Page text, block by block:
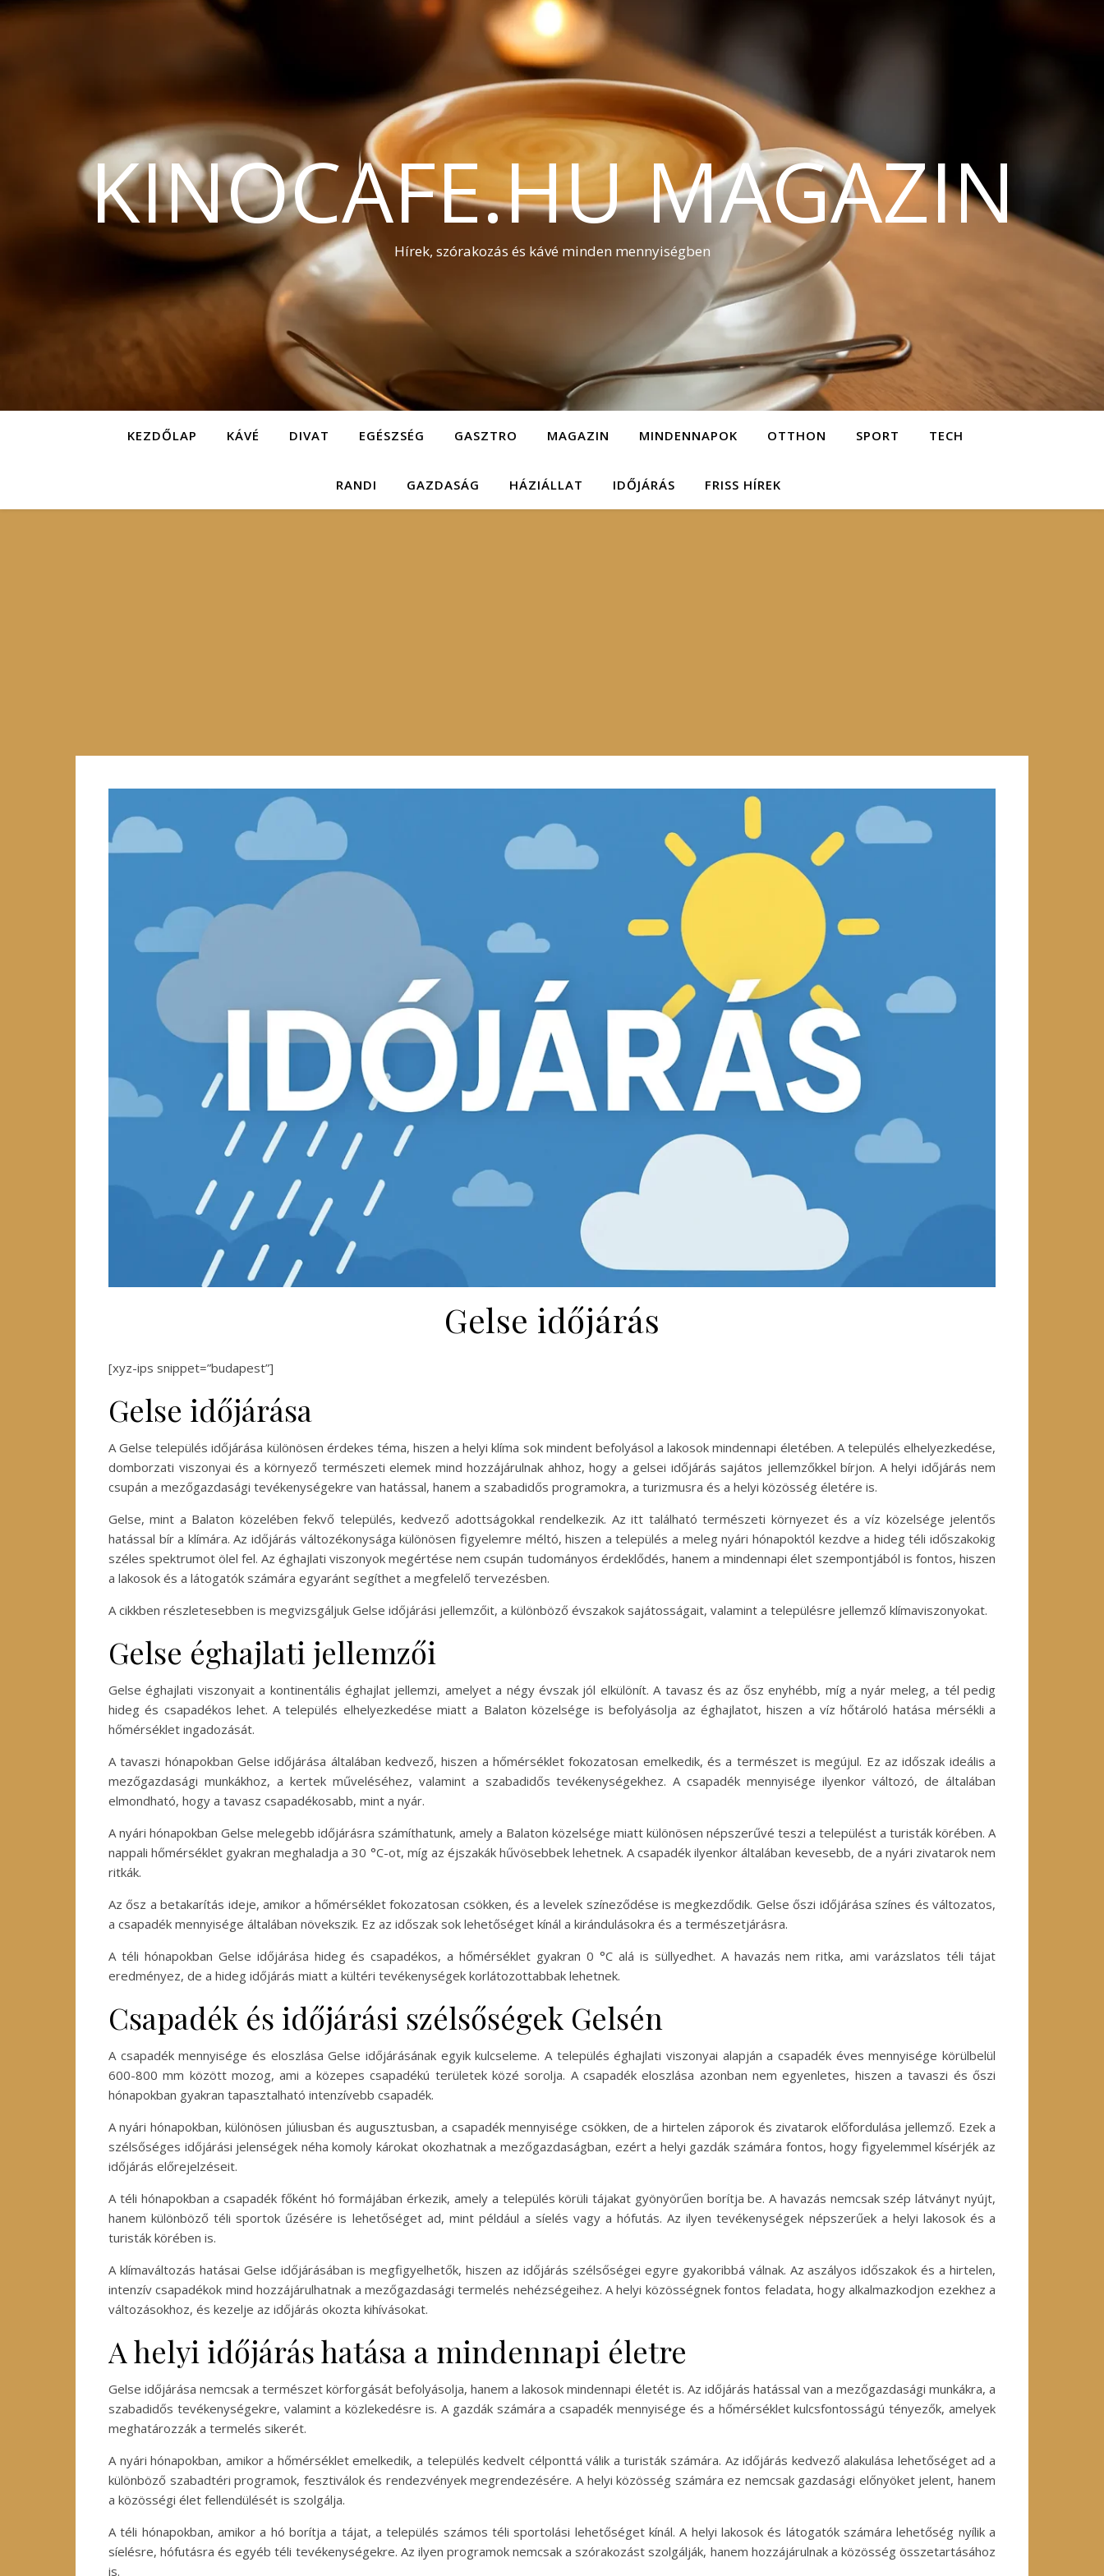
KINOCAFE.HU MAGAZIN
Hírek, szórakozás és kávé minden mennyiségben
KEZDŐLAP KÁVÉ DIVAT EGÉSZSÉG GASZTRO MAGAZIN MINDENNAPOK OTTHON SPORT TECH
RANDI GAZDASÁG HÁZIÁLLAT IDŐJÁRÁS FRISS HÍREK
Gelse időjárás
[xyz-ips snippet=”budapest”]
Gelse időjárása
A Gelse település időjárása különösen érdekes téma, hiszen a helyi klíma sok mindent befolyásol a lakosok mindennapi életében. A település elhelyezkedése,
domborzati viszonyai és a környező természeti elemek mind hozzájárulnak ahhoz, hogy a gelsei időjárás sajátos jellemzőkkel bírjon. A helyi időjárás nem
csupán a mezőgazdasági tevékenységekre van hatással, hanem a szabadidős programokra, a turizmusra és a helyi közösség életére is.
Gelse, mint a Balaton közelében fekvő település, kedvező adottságokkal rendelkezik. Az itt található természeti környezet és a víz közelsége jelentős
hatással bír a klímára. Az időjárás változékonysága különösen figyelemre méltó, hiszen a település a meleg nyári hónapoktól kezdve a hideg téli időszakokig
széles spektrumot ölel fel. Az éghajlati viszonyok megértése nem csupán tudományos érdeklődés, hanem a mindennapi élet szempontjából is fontos, hiszen
a lakosok és a látogatók számára egyaránt segíthet a megfelelő tervezésben.
A cikkben részletesebben is megvizsgáljuk Gelse időjárási jellemzőit, a különböző évszakok sajátosságait, valamint a településre jellemző klímaviszonyokat.
Gelse éghajlati jellemzői
Gelse éghajlati viszonyait a kontinentális éghajlat jellemzi, amelyet a négy évszak jól elkülönít. A tavasz és az ősz enyhébb, míg a nyár meleg, a tél pedig
hideg és csapadékos lehet. A település elhelyezkedése miatt a Balaton közelsége is befolyásolja az éghajlatot, hiszen a víz hőtároló hatása mérsékli a
hőmérséklet ingadozását.
A tavaszi hónapokban Gelse időjárása általában kedvező, hiszen a hőmérséklet fokozatosan emelkedik, és a természet is megújul. Ez az időszak ideális a
mezőgazdasági munkákhoz, a kertek műveléséhez, valamint a szabadidős tevékenységekhez. A csapadék mennyisége ilyenkor változó, de általában
elmondható, hogy a tavasz csapadékosabb, mint a nyár.
A nyári hónapokban Gelse melegebb időjárásra számíthatunk, amely a Balaton közelsége miatt különösen népszerűvé teszi a települést a turisták körében. A
nappali hőmérséklet gyakran meghaladja a 30 °C-ot, míg az éjszakák hűvösebbek lehetnek. A csapadék ilyenkor általában kevesebb, de a nyári zivatarok nem
ritkák.
Az ősz a betakarítás ideje, amikor a hőmérséklet fokozatosan csökken, és a levelek színeződése is megkezdődik. Gelse őszi időjárása színes és változatos,
a csapadék mennyisége általában növekszik. Ez az időszak sok lehetőséget kínál a kirándulásokra és a természetjárásra.
A téli hónapokban Gelse időjárása hideg és csapadékos, a hőmérséklet gyakran 0 °C alá is süllyedhet. A havazás nem ritka, ami varázslatos téli tájat
eredményez, de a hideg időjárás miatt a kültéri tevékenységek korlátozottabbak lehetnek.
Csapadék és időjárási szélsőségek Gelsén
A csapadék mennyisége és eloszlása Gelse időjárásának egyik kulcseleme. A település éghajlati viszonyai alapján a csapadék éves mennyisége körülbelül
600-800 mm között mozog, ami a közepes csapadékú területek közé sorolja. A csapadék eloszlása azonban nem egyenletes, hiszen a tavaszi és őszi
hónapokban gyakran tapasztalható intenzívebb csapadék.
A nyári hónapokban, különösen júliusban és augusztusban, a csapadék mennyisége csökken, de a hirtelen záporok és zivatarok előfordulása jellemző. Ezek a
szélsőséges időjárási jelenségek néha komoly károkat okozhatnak a mezőgazdaságban, ezért a helyi gazdák számára fontos, hogy figyelemmel kísérjék az
időjárás előrejelzéseit.
A téli hónapokban a csapadék főként hó formájában érkezik, amely a település körüli tájakat gyönyörűen borítja be. A havazás nemcsak szép látványt nyújt,
hanem különböző téli sportok űzésére is lehetőséget ad, mint például a síelés vagy a hófutás. Az ilyen tevékenységek népszerűek a helyi lakosok és a
turisták körében is.
A klímaváltozás hatásai Gelse időjárásában is megfigyelhetők, hiszen az időjárás szélsőségei egyre gyakoribbá válnak. Az aszályos időszakok és a hirtelen,
intenzív csapadékok mind hozzájárulhatnak a mezőgazdasági termelés nehézségeihez. A helyi közösségnek fontos feladata, hogy alkalmazkodjon ezekhez a
változásokhoz, és kezelje az időjárás okozta kihívásokat.
A helyi időjárás hatása a mindennapi életre
Gelse időjárása nemcsak a természet körforgását befolyásolja, hanem a lakosok mindennapi életét is. Az időjárás hatással van a mezőgazdasági munkákra, a
szabadidős tevékenységekre, valamint a közlekedésre is. A gazdák számára a csapadék mennyisége és a hőmérséklet kulcsfontosságú tényezők, amelyek
meghatározzák a termelés sikerét.
A nyári hónapokban, amikor a hőmérséklet emelkedik, a település kedvelt célponttá válik a turisták számára. Az időjárás kedvező alakulása lehetőséget ad a
különböző szabadtéri programok, fesztiválok és rendezvények megrendezésére. A helyi közösség számára ez nemcsak gazdasági előnyöket jelent, hanem
a közösségi élet fellendülését is szolgálja.
A téli hónapokban, amikor a hó borítja a tájat, a település számos téli sportolási lehetőséget kínál. A helyi lakosok és látogatók számára lehetőség nyílik a
síelésre, hófutásra és egyéb téli tevékenységekre. Az ilyen programok nemcsak a szórakozást szolgálják, hanem hozzájárulnak a közösség összetartásához
is.